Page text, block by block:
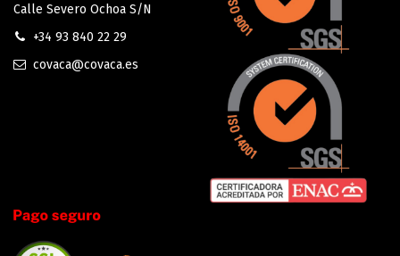
Calle Severo Ochoa S/N
+34 93 840 22 29
covaca@covaca.es